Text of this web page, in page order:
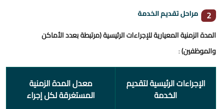
2
مراحل تقديم الخدمة
المدة الزمنية المعيارية للإجراءات الرئيسية (مرتبطة بعدد الأماكن
والموظفين):
الإجراءات الرئيسية لتقديم
الخدمة
معدل المدة الزمنية
المستغرقة لكل إجراء